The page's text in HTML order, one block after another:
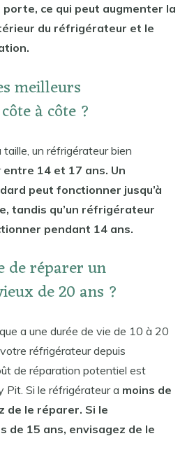
porte, ce qui peut augmenter la
du réfrigérateur et le
meilleurs
à côte ?
un réfrigérateur bien
entre 14 et 17 ans. Un
peut fonctionner jusqu’à
tandis qu’un réfrigérateur
pendant 14 ans.
de réparer un
de 20 ans ?
a une durée de vie de 10 à 20
réfrigérateur depuis
de réparation potentiel est
Pit. Si le réfrigérateur a moins de
de le réparer. Si le
de 15 ans, envisagez de le